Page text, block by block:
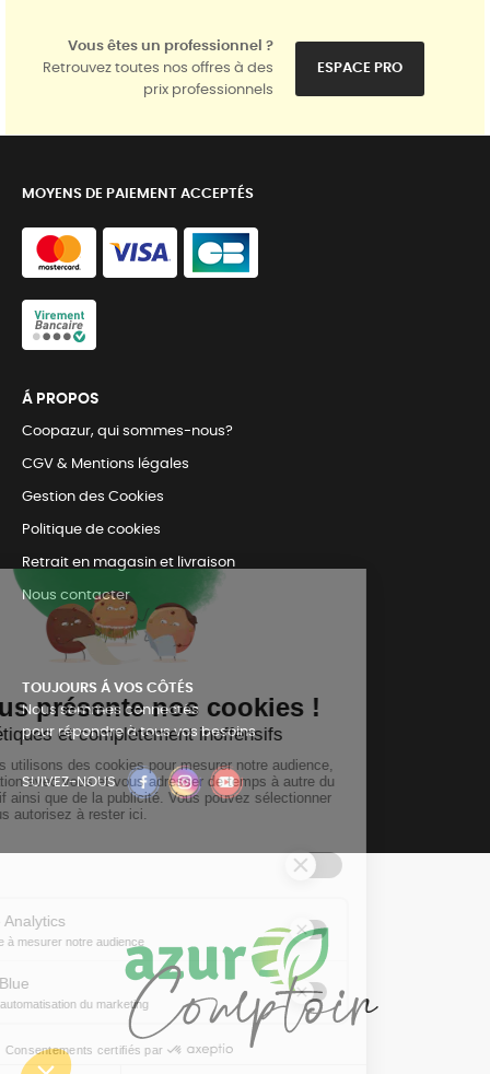
Vous êtes un professionnel ?
Retrouvez toutes nos offres à des
prix professionnels
ESPACE PRO
MOYENS DE PAIEMENT ACCEPTÉS
Á PROPOS
Coopazur, qui sommes-nous?
CGV & Mentions légales
Gestion des Cookies
Politique de cookies
Retrait en magasin et livraison
Nous contacter
TOUJOURS Á VOS CÔTÉS
Nous sommes connectés
pour répondre à tous vos besoins
SUIVEZ-NOUS